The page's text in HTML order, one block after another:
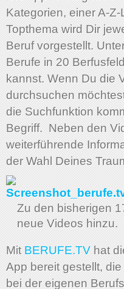
Kategorien, einer A-
Topthema wird Dir
Beruf vorgestellt.
Berufe in 20
kannst. Wenn Du die
durchsuchen
die Suchfunktion
Begriff. Neben den
weiterführende
der Wahl Deines
Zu den bisherigen
neue Videos hinzu.
Mit BERUFE.TV hat
App bereit gestellt,
bei der eigenen